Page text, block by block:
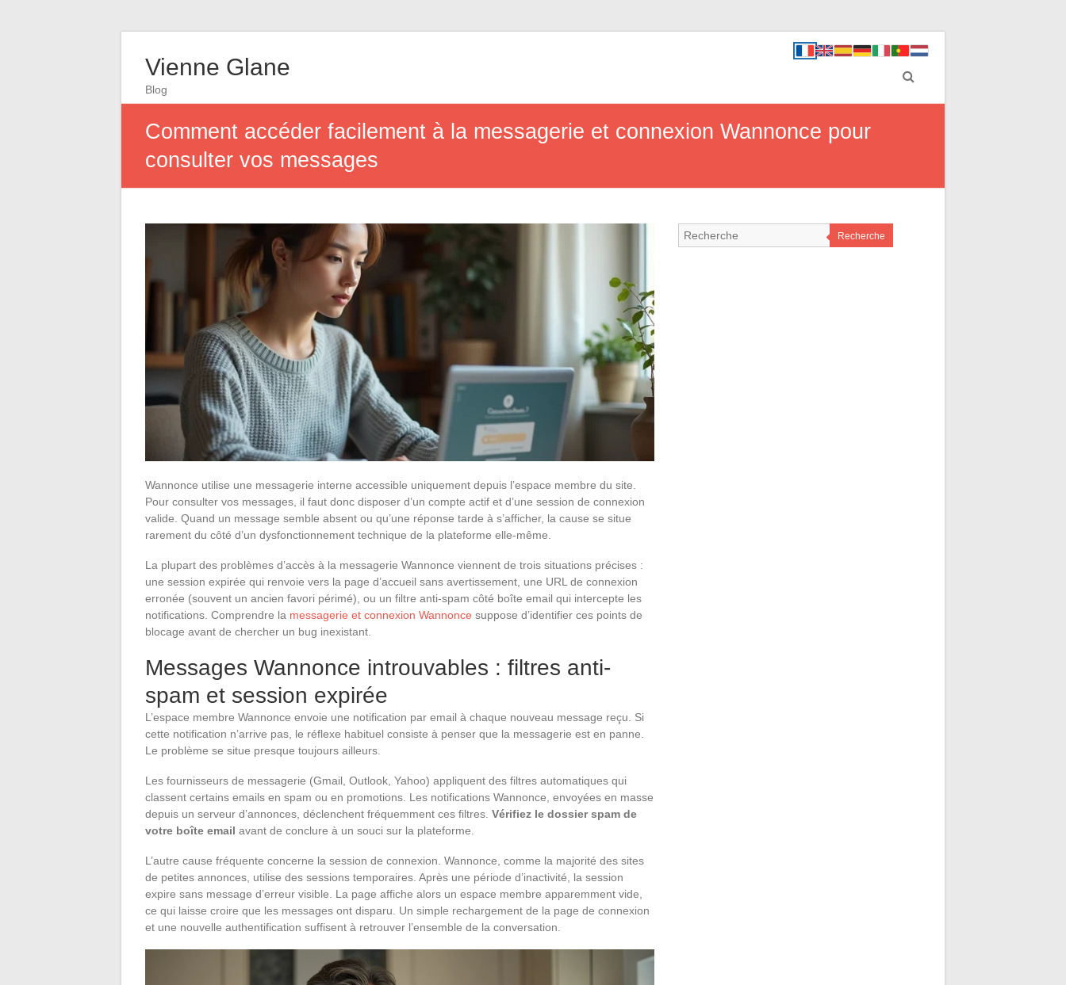
Vienne Glane
Blog
Comment accéder facilement à la messagerie et connexion Wannonce pour
consulter vos messages
Wannonce utilise une messagerie interne accessible uniquement depuis l’espace membre du site.
Pour consulter vos messages, il faut donc disposer d’un compte actif et d’une session de connexion
valide. Quand un message semble absent ou qu’une réponse tarde à s’afficher, la cause se situe
rarement du côté d’un dysfonctionnement technique de la plateforme elle-même.
La plupart des problèmes d’accès à la messagerie Wannonce viennent de trois situations précises :
une session expirée qui renvoie vers la page d’accueil sans avertissement, une URL de connexion
erronée (souvent un ancien favori périmé), ou un filtre anti-spam côté boîte email qui intercepte les
notifications. Comprendre la messagerie et connexion Wannonce suppose d’identifier ces points de
blocage avant de chercher un bug inexistant.
Messages Wannonce introuvables : filtres anti-
spam et session expirée
L’espace membre Wannonce envoie une notification par email à chaque nouveau message reçu. Si
cette notification n’arrive pas, le réflexe habituel consiste à penser que la messagerie est en panne.
Le problème se situe presque toujours ailleurs.
Les fournisseurs de messagerie (Gmail, Outlook, Yahoo) appliquent des filtres automatiques qui
classent certains emails en spam ou en promotions. Les notifications Wannonce, envoyées en masse
depuis un serveur d’annonces, déclenchent fréquemment ces filtres. Vérifiez le dossier spam de
votre boîte email avant de conclure à un souci sur la plateforme.
L’autre cause fréquente concerne la session de connexion. Wannonce, comme la majorité des sites
de petites annonces, utilise des sessions temporaires. Après une période d’inactivité, la session
expire sans message d’erreur visible. La page affiche alors un espace membre apparemment vide,
ce qui laisse croire que les messages ont disparu. Un simple rechargement de la page de connexion
et une nouvelle authentification suffisent à retrouver l’ensemble de la conversation.
Recherche